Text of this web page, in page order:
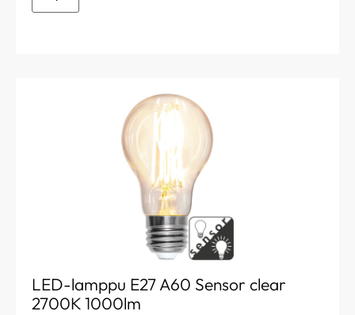
LED-lamppu E27 A60 Sensor clear
2700K 1000lm